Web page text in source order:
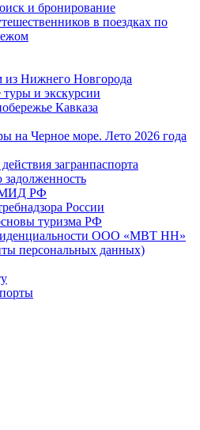
и бронирование
в поездках по
из Нижнего Новгорода
и экскурсии
Кавказа
на Черное море. Лето 2026 года
загранпаспорта
задолженность
МИД РФ
России
туризма РФ
ООО «МВТ НН»
персональных данных)